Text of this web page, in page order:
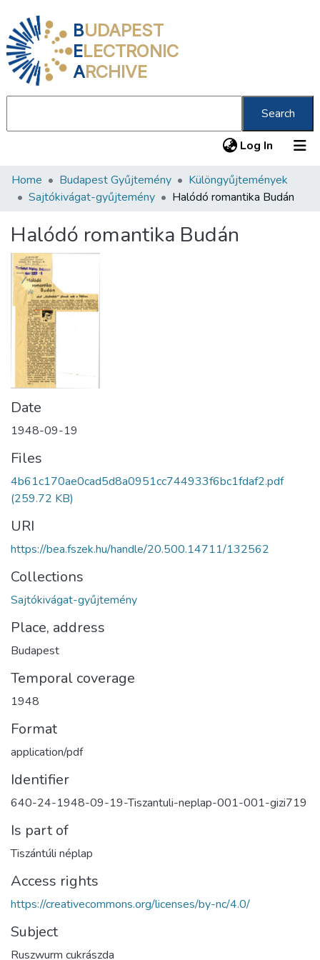
BUDAPEST
ELECTRONIC
ARCHIVE
Search
Log In (current)
Communities & Collections
Statistics
About us
Home Budapest Gyűjtemény
Különgyűjtemények
Sajtókivágat-gyűjtemény
Halódó romantika Budán
Halódó romantika Budán
Date
1948-09-19
Files
4b61c170ae0cad5d8a0951cc744933f6bc1fdaf2.pdf
(259.72 KB)
URI
https://bea.fszek.hu/handle/20.500.14711/132562
Collections
Sajtókivágat-gyűjtemény
Place, address
Budapest
Temporal coverage
1948
Format
application/pdf
Identifier
640-24-1948-09-19-Tiszantuli-neplap-001-001-gizi719
Is part of
Tiszántúli néplap
Access rights
https://creativecommons.org/licenses/by-nc/4.0/
Subject
Ruszwurm cukrászda